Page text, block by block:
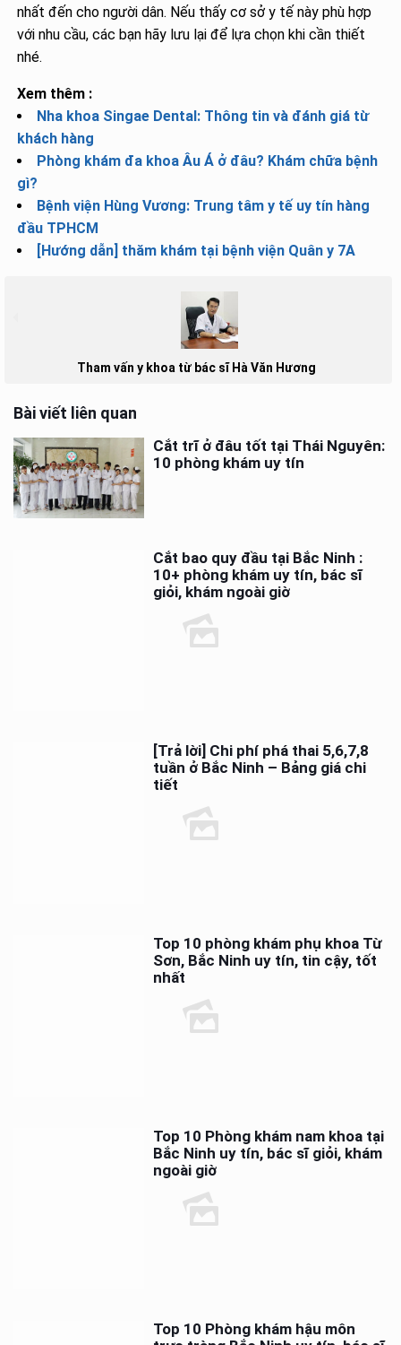
nhất đến cho người dân. Nếu thấy cơ sở y tế này phù hợp
với nhu cầu, các bạn hãy lưu lại để lựa chọn khi cần thiết
nhé.
Xem thêm :
Nha khoa Singae Dental: Thông tin và đánh giá từ
khách hàng
Phòng khám đa khoa Âu Á ở đâu? Khám chữa bệnh
gì?
Bệnh viện Hùng Vương: Trung tâm y tế uy tín hàng
đầu TPHCM
[Hướng dẫn] thăm khám tại bệnh viện Quân y 7A
Tham vấn y khoa từ bác sĩ Hà Văn Hương
Bài viết liên quan
Cắt trĩ ở đâu tốt tại Thái Nguyên:
10 phòng khám uy tín
Cắt bao quy đầu tại Bắc Ninh :
10+ phòng khám uy tín, bác sĩ
giỏi, khám ngoài giờ
[Trả lời] Chi phí phá thai 5,6,7,8
tuần ở Bắc Ninh – Bảng giá chi
tiết
Top 10 phòng khám phụ khoa Từ
Sơn, Bắc Ninh uy tín, tin cậy, tốt
nhất
Top 10 Phòng khám nam khoa tại
Bắc Ninh uy tín, bác sĩ giỏi, khám
ngoài giờ
Top 10 Phòng khám hậu môn